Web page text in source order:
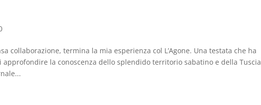
collaborazione, termina la mia esperienza col L’Agone. Una testata che ha
la conoscenza dello splendido territorio sabatino e della Tuscia